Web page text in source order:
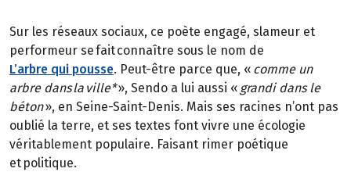
Sur les réseaux sociaux, ce poète engagé, slameur et
performeur se fait connaître sous le nom de
L’arbre qui pousse. Peut-être parce que, « comme un
arbre dans la ville*», Sendo a lui aussi « grandi dans le
béton», en Seine-Saint-Denis. Mais ses racines n’ont pas
oublié la terre, et ses textes font vivre une écologie
véritablement populaire. Faisant rimer poétique
et politique.